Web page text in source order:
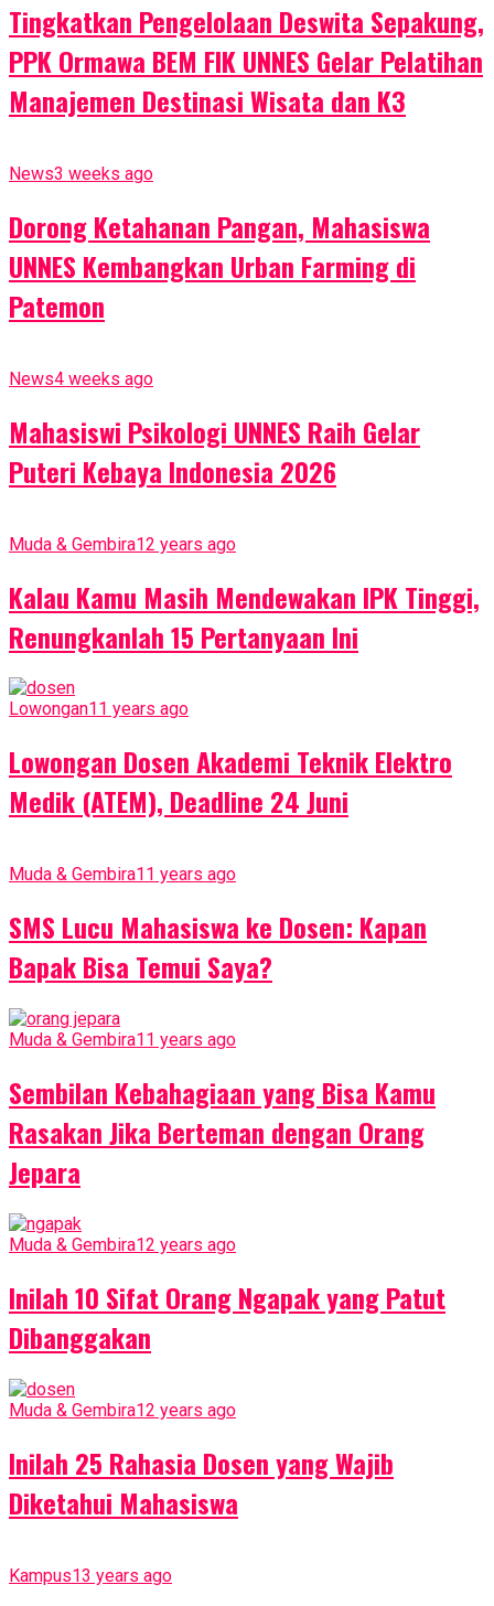
Tingkatkan Pengelolaan Deswita Sepakung,
PPK Ormawa BEM FIK UNNES Gelar Pelatihan
Manajemen Destinasi Wisata dan K3
News3 weeks ago
Dorong Ketahanan Pangan, Mahasiswa
UNNES Kembangkan Urban Farming di
Patemon
News4 weeks ago
Mahasiswi Psikologi UNNES Raih Gelar
Puteri Kebaya Indonesia 2026
Muda & Gembira12 years ago
Kalau Kamu Masih Mendewakan IPK Tinggi,
Renungkanlah 15 Pertanyaan Ini
Lowongan11 years ago
Lowongan Dosen Akademi Teknik Elektro
Medik (ATEM), Deadline 24 Juni
Muda & Gembira11 years ago
SMS Lucu Mahasiswa ke Dosen: Kapan
Bapak Bisa Temui Saya?
Muda & Gembira11 years ago
Sembilan Kebahagiaan yang Bisa Kamu
Rasakan Jika Berteman dengan Orang
Jepara
Muda & Gembira12 years ago
Inilah 10 Sifat Orang Ngapak yang Patut
Dibanggakan
Muda & Gembira12 years ago
Inilah 25 Rahasia Dosen yang Wajib
Diketahui Mahasiswa
Kampus13 years ago